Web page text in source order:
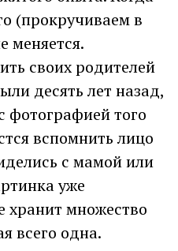
(прокручиваем в
меняется.
своих родителей
десять лет назад,
фотографией того
вспомнить лицо
с мамой или
уже
хранит множество
всего одна.